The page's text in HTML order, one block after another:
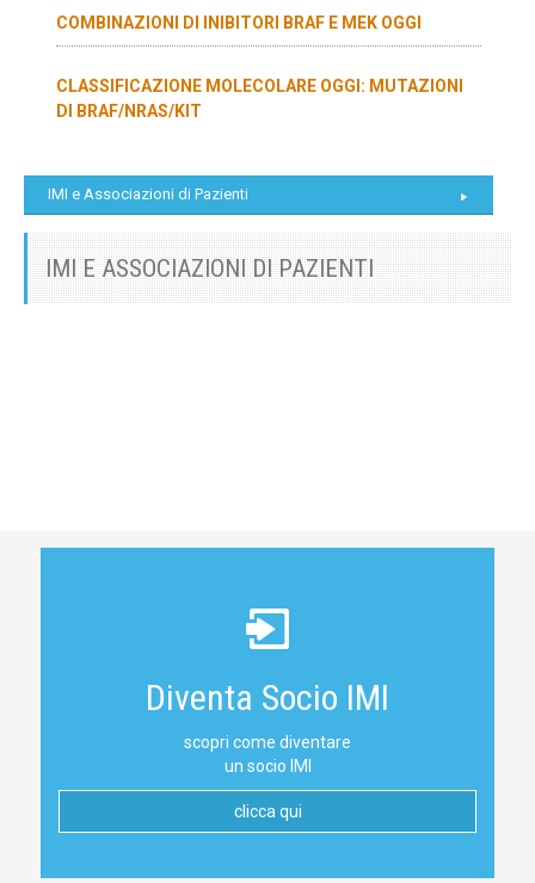
COMBINAZIONI DI INIBITORI BRAF E MEK OGGI
CLASSIFICAZIONE MOLECOLARE OGGI: MUTAZIONI
DI BRAF/NRAS/KIT
IMI e Associazioni di Pazienti
IMI E ASSOCIAZIONI DI PAZIENTI
Diventa Socio IMI
scopri come diventare
un socio IMI
clicca qui